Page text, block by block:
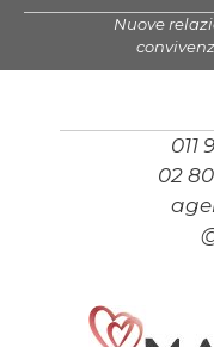
Vai
contenuto
Nuove
011
02